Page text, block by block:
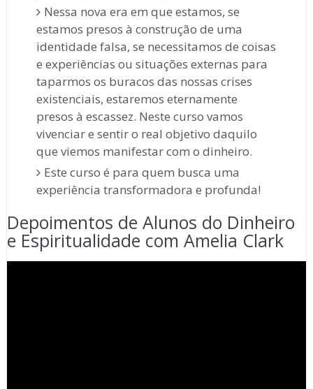
Nessa nova era em que estamos, se
estamos presos à construção de uma
identidade falsa, se necessitamos de coisas
e experiências ou situações externas para
taparmos os buracos das nossas crises
existenciais, estaremos eternamente
presos à escassez. Neste curso vamos
vivenciar e sentir o real objetivo daquilo
que viemos manifestar com o dinheiro.
Este curso é para quem busca uma
experiência transformadora e profunda!
Depoimentos de Alunos do Dinheiro
e Espiritualidade com Amelia Clark